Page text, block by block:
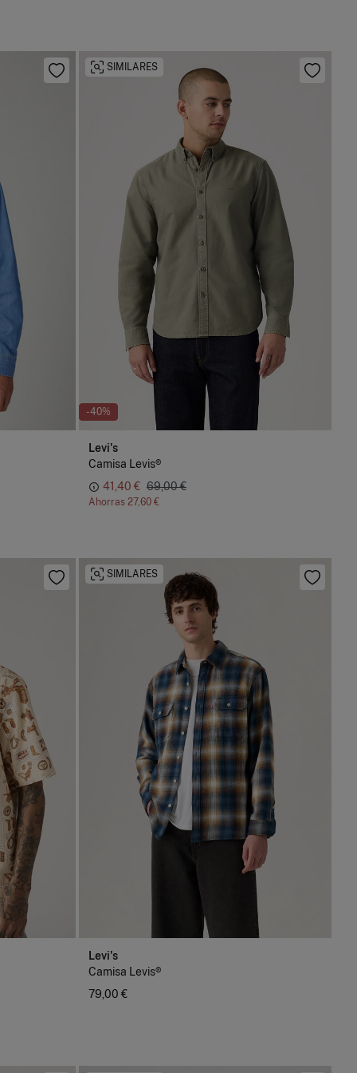
-40%
SIMILARES
Levi's
Camisa Levis®
41,40 € 69,00 €
Ahorras 27,60 €
SIMILARES
Levi's
Camisa Levis®
79,00 €